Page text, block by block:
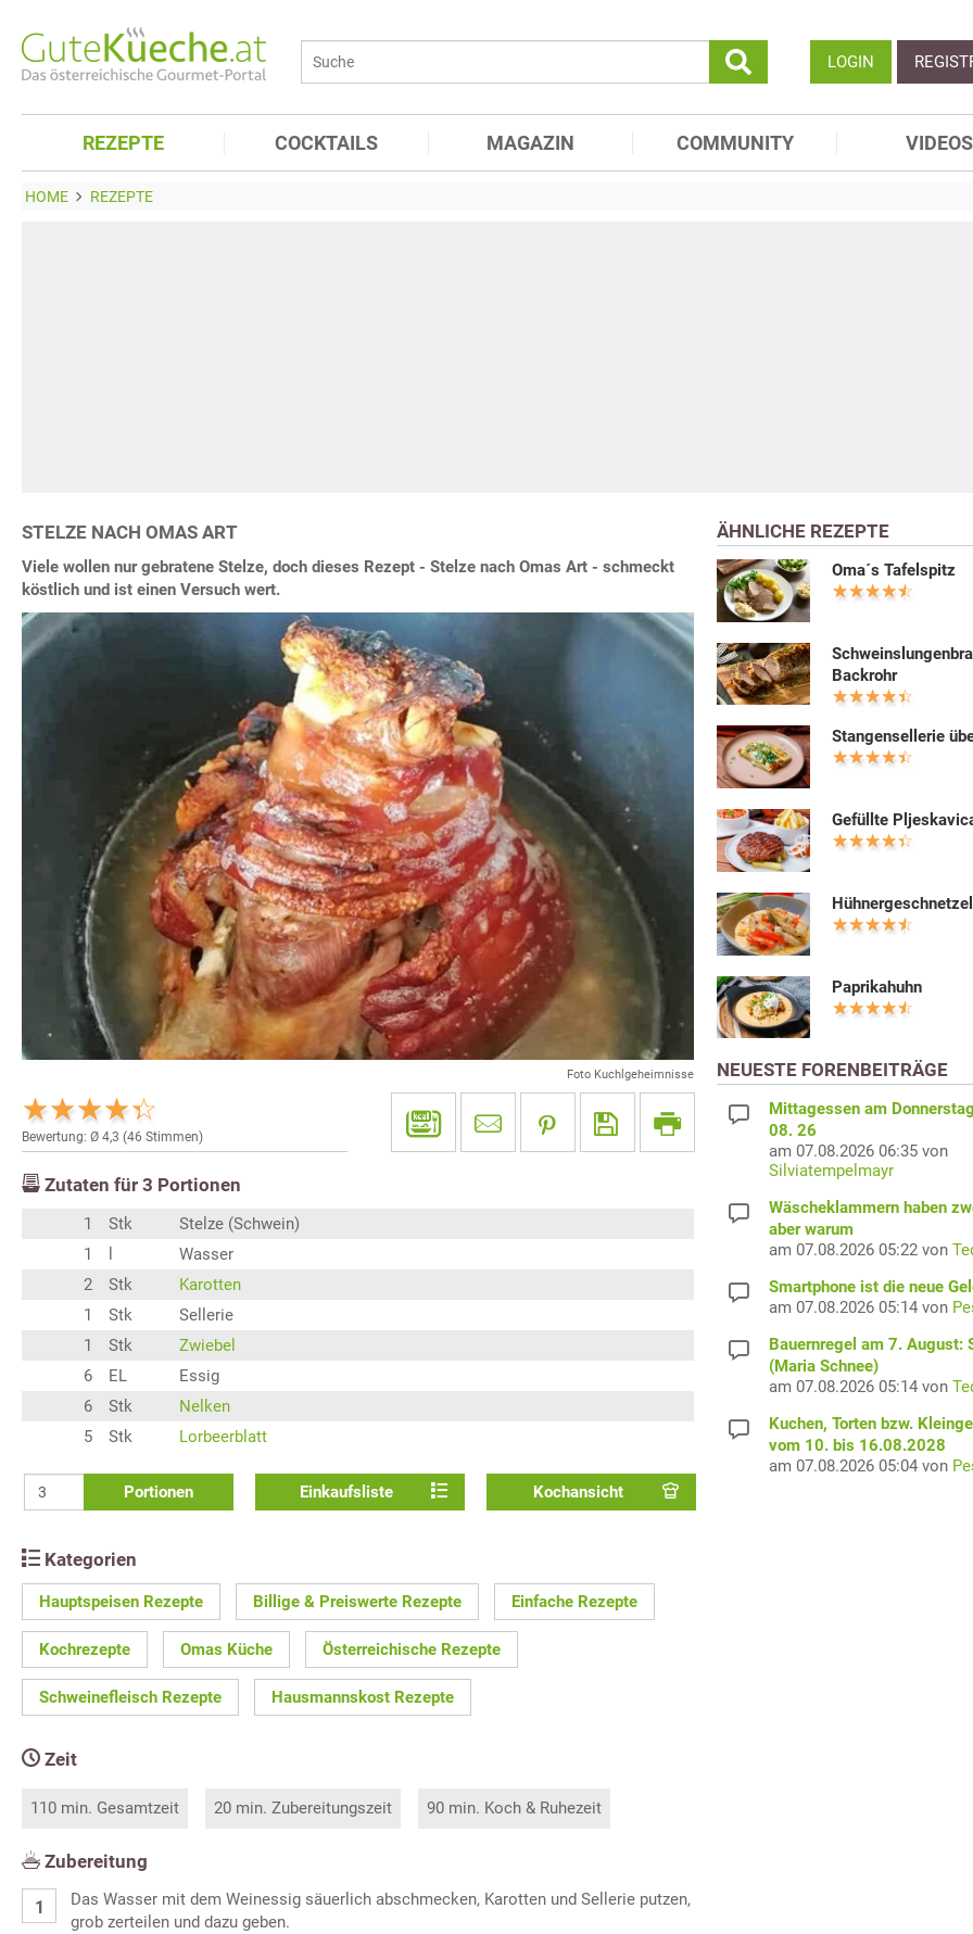
LOGIN
REZEPTE COCKTAILS MAGAZIN COMMUNITY VIDEOS
HOME REZEPTE
STELZE NACH OMAS ART
Viele wollen nur gebratene Stelze, doch dieses Rezept - Stelze nach Omas Art - schmeckt
köstlich und ist einen Versuch wert.
Foto Kuchlgeheimnisse
Bewertung: Ø 4,3 (46 Stimmen)
Zutaten für 3 Portionen
1 Stk
Stelze (Schwein)
1
Wasser
2
Stk
Karotten
1
Stk
Sellerie
1
Stk
Zwiebel
6
EL
Essig
6
Stk
Nelken
5
Stk Lorbeerblatt
Portionen Einkaufsliste Kochansicht
Kategorien
Hauptspeisen Rezepte Billige & Preiswerte Rezepte Einfache Rezepte
Kochrezepte Omas Küche Österreichische Rezepte
Schweinefleisch Rezepte Hausmannskost Rezepte
Zeit
110 min. Gesamtzeit 20 min. Zubereitungszeit 90 min. Koch & Ruhezeit
Zubereitung
Das Wasser mit dem Weinessig säuerlich abschmecken, Karotten und Sellerie putzen,
grob zerteilen und dazu geben.
ÄHNLICHE REZEPTE
Oma´s Tafelspitz
Backrohr
Stangensellerie
Gefüllte
Paprikahuhn
NEUESTE FORENBEITRÄGE
Mittagessen am
08. 26
am 07.08.2026 06:35 von
Silviatempelmayr
Wäscheklammern haben
aber warum
am 07.08.2026 05:22 von
Smartphone ist die neue
am 07.08.2026 05:14 von
Bauernregel am 7. August:
(Maria Schnee)
am 07.08.2026 05:14 von
Kuchen, Torten bzw.
vom 10. bis 16.08.2028
am 07.08.2026 05:04 von